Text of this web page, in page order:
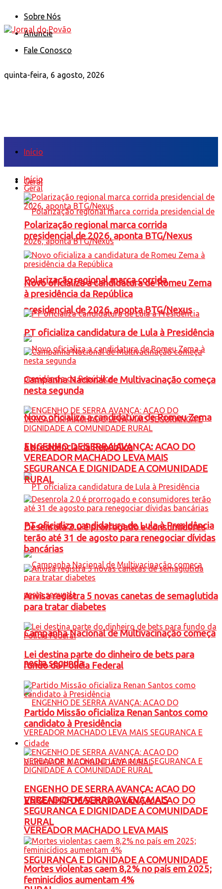
Sobre Nós
Anuncie
Fale Conosco
quinta-feira, 6 agosto, 2026
Início
Geral
Polarização regional marca corrida
presidencial de 2026, aponta BTG/Nexus
Novo oficializa a candidatura de Romeu Zema
à presidência da República
PT oficializa candidatura de Lula à Presidência
Campanha Nacional de Multivacinação começa
nesta segunda
ENGENHO DE SERRA AVANÇA: ACAO DO
VEREADOR MACHADO LEVA MAIS
SEGURANCA E DIGNIDADE A COMUNIDADE
Início
Geral
Polarização regional marca corrida
presidencial de 2026, aponta BTG/Nexus
Novo oficializa a candidatura de Romeu Zema
à presidência da República
PT oficializa candidatura de Lula à Presidência
Campanha Nacional de Multivacinação começa
nesta segunda
ENGENHO DE SERRA AVANÇA: ACAO DO
VEREADOR MACHADO LEVA MAIS
SEGURANCA E DIGNIDADE A COMUNIDADE
RURAL
Desenrola 2.0 é prorrogado e consumidores
terão até 31 de agosto para renegociar dívidas
bancárias
Anvisa registra 5 novas canetas de semaglutida
para tratar diabetes
Lei destina parte do dinheiro de bets para
fundo da Polícia Federal
Partido Missão oficializa Renan Santos como
candidato à Presidência
Cidade
ENGENHO DE SERRA AVANÇA: ACAO DO
VEREADOR MACHADO LEVA MAIS
SEGURANCA E DIGNIDADE A COMUNIDADE
RURAL
Mortes violentas caem 8,2% no país em 2025;
feminicídios aumentam 4%